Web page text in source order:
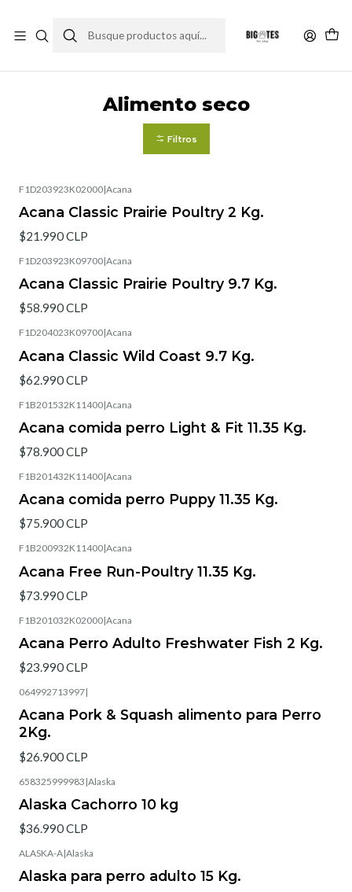
Alimento seco
Filtros
F1D203923K02000|Acana
Acana Classic Prairie Poultry 2 Kg.
$21.990 CLP
F1D203923K09700|Acana
Acana Classic Prairie Poultry 9.7 Kg.
$58.990 CLP
F1D204023K09700|Acana
Acana Classic Wild Coast 9.7 Kg.
$62.990 CLP
F1B201532K11400|Acana
Acana comida perro Light & Fit 11.35 Kg.
$78.900 CLP
F1B201432K11400|Acana
Acana comida perro Puppy 11.35 Kg.
$75.900 CLP
F1B200932K11400|Acana
Acana Free Run-Poultry 11.35 Kg.
$73.990 CLP
F1B201032K02000|Acana
Acana Perro Adulto Freshwater Fish 2 Kg.
$23.990 CLP
064992713997|
Acana Pork & Squash alimento para Perro
2Kg.
$26.900 CLP
658325999983 |Alaska
Alaska Cachorro 10 kg
$36.990 CLP
ALASKA-A|Alaska
Alaska para perro adulto 15 Kg.